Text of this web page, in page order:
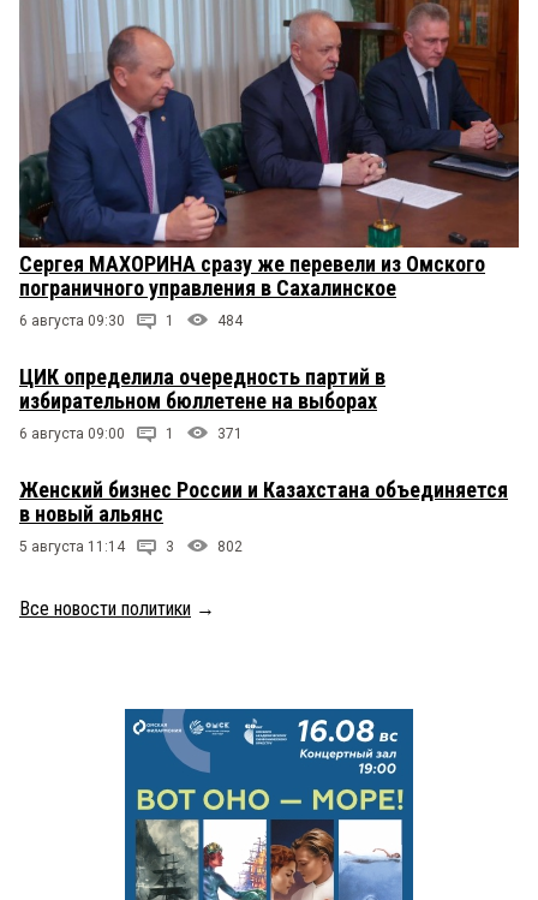
Сергея МАХОРИНА сразу же перевели из Омского
пограничного управления в Сахалинское
6 августа 09:30 1 484
ЦИК определила очередность партий в
избирательном бюллетене на выборах
6 августа 09:00 1 371
Женский бизнес России и Казахстана объединяется
в новый альянс
5 августа 11:14 3 802
Все новости политики →